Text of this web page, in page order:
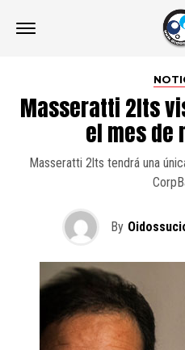
Masseratti 2lts
el mes de
Masseratti 2lts tendrá una
By